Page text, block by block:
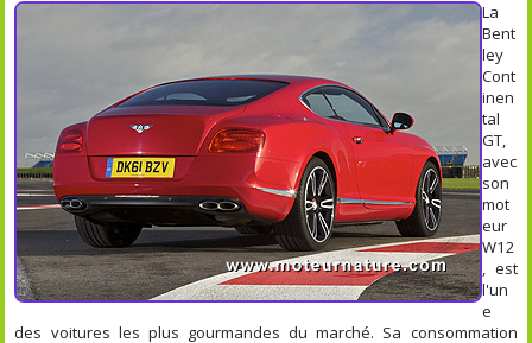
La
Bent
ley
Cont
inen
tal
GT,
avec
son
mot
eur
W12
, est
l'un
e
des voitures les plus gourmandes du marché. Sa consommation